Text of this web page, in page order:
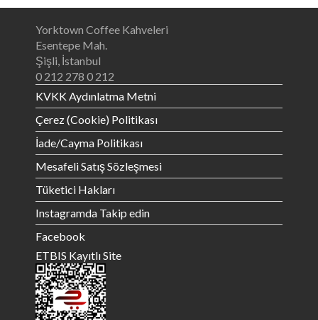
Yorktown Coffee Kahveleri
Esentepe Mah.
Şişli, İstanbul
0 212 278 0 212
KVKK Aydınlatma Metni
Çerez (Cookie) Politikası
İade/Cayma Politikası
Mesafeli Satış Sözleşmesi
Tüketici Hakları
Instagramda Takip edin
Facebook
ETBIS Kayıtlı Site